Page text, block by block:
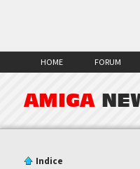
HOME FORUM
AMIGA
Indice